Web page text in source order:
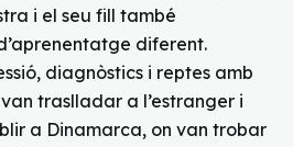
i el seu fill també
diferent.
diagnòstics i reptes amb
traslladar a l’estranger i
a Dinamarca, on van trobar